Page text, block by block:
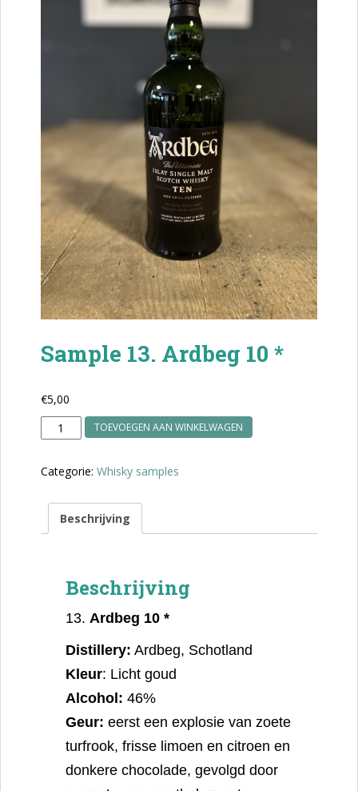
Sample 13. Ardbeg 10 *
€5,00
Sample
13.
10
aantal
TOEVOEGEN AAN WINKELWAGEN
Categorie: Whisky samples
Beschrijving
Beschrijving
13. Ardbeg 10 *
Distillery: Ardbeg, Schotland
Kleur: Licht goud
Alcohol: 46%
Geur: eerst een explosie van zoete
turfrook, frisse limoen en citroen en
donkere chocolade, gevolgd door